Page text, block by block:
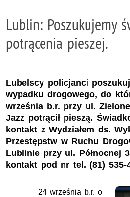
Lublin: Poszukujemy
potrącenia pieszej.
Lubelscy policjanci
wypadku drogowego, do
września b.r. przy ul.
Jazz potrącił pieszą.
kontakt z Wydziałem ds.
Przestępstw w Ruchu
Lublinie przy ul. Północnej
kontakt pod nr tel. (81) 535-
24 września b.r. o